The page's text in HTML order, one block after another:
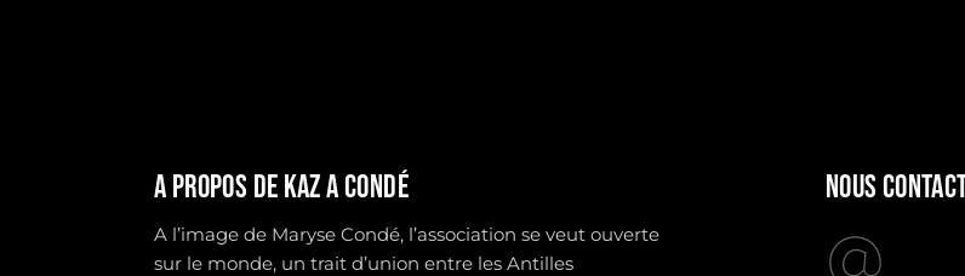
A propos de Kaz a condé
A l’image de Maryse Condé, l’association se veut ouverte
sur le monde, un trait d’union entre les Antilles
Nous